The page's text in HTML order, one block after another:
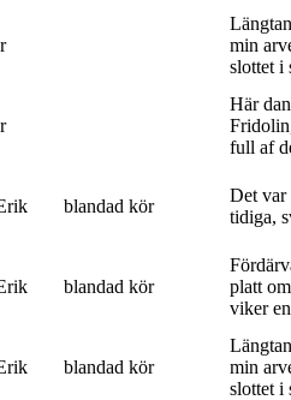
min
slottet i
Här
full af
blandad kör
Det var
tidiga,
blandad kör
platt
viker
blandad kör
min
slottet i